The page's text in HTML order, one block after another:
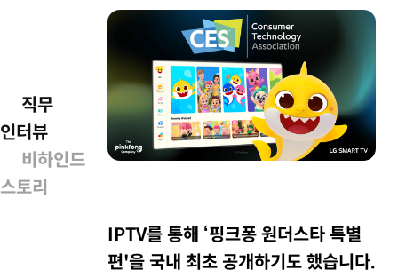
직무
인터뷰
비하인드
스토리
IPTV를 통해 ‘핑크퐁 원더스타 특별
편'을 국내 최초 공개하기도 했습니다.